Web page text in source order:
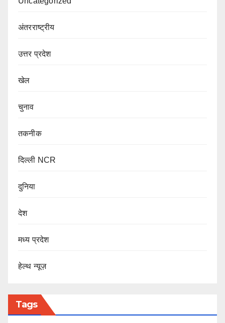
अंतरराष्ट्रीय
उत्तर प्रदेश
खेल
चुनाव
तकनीक
दिल्ली NCR
दुनिया
देश
मध्य प्रदेश
हेल्थ न्यूज़
Tags